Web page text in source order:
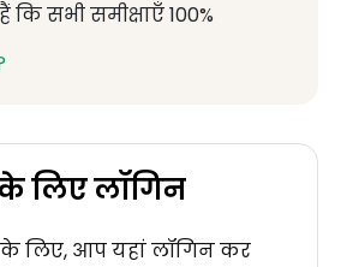
कि सभी समीक्षाएँ 100%
लिए लॉगिन
के लिए, आप यहां लॉगिन कर